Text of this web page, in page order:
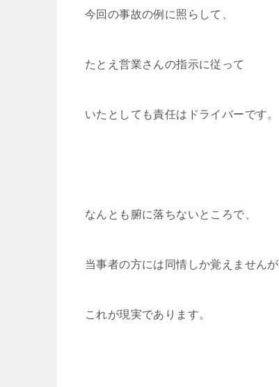
今回の事故の例に照らして、
たとえ営業さんの指示に従って
いたとしても責任はドライバーです。
なんとも腑に落ちないところで、
当事者の方には同情しか覚えませんが
これが現実であります。